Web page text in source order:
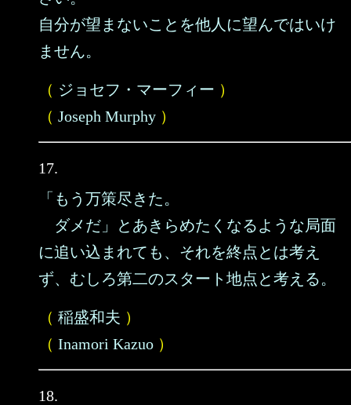
自分が望まないことを他人に望んではいけ
ません。
（ ジョセフ・マーフィー ）
（ Joseph Murphy ）
17.
「もう万策尽きた。
ダメだ」とあきらめたくなるような局面
に追い込まれても、それを終点とは考え
ず、むしろ第二のスタート地点と考える。
（ 稲盛和夫 ）
（ Inamori Kazuo ）
18.